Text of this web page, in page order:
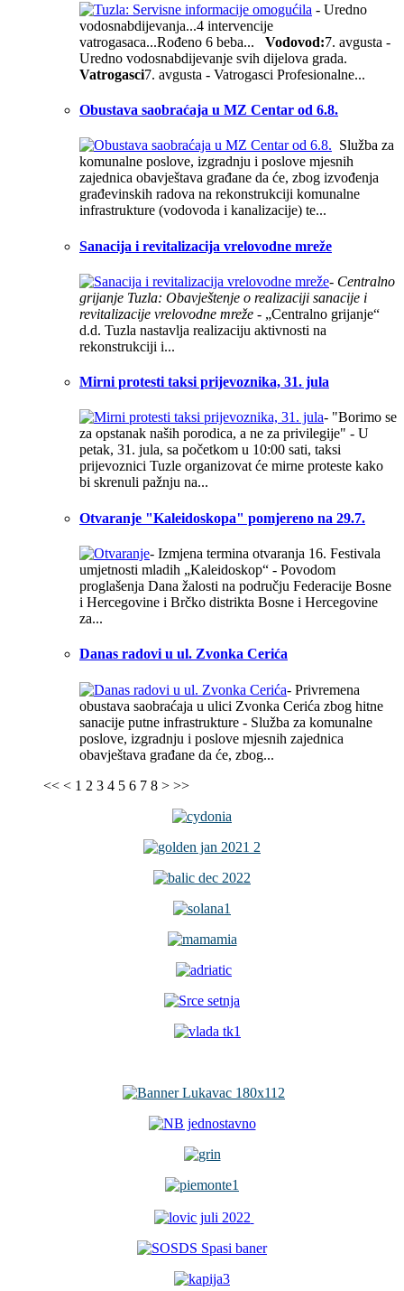
- Uredno
vodosnabdijevanja...4 intervencije
vatrogasaca...Rođeno 6 beba...
Vodovod:7. avgusta -
Uredno vodosnabdijevanje svih dijelova grada.
Vatrogasci7. avgusta - Vatrogasci Profesionalne...
Obustava saobraćaja u MZ Centar od 6.8.
Služba za
komunalne poslove, izgradnju i poslove mjesnih
zajednica obavještava građane da će, zbog izvođenja
građevinskih radova na rekonstrukciji komunalne
infrastrukture (vodovoda i kanalizacije) te...
Sanacija i revitalizacija vrelovodne mreže
- Centralno
grijanje Tuzla: Obavještenje o realizaciji sanacije i
revitalizacije vrelovodne mreže - „Centralno grijanje“
d.d. Tuzla nastavlja realizaciju aktivnosti na
rekonstrukciji i...
Mirni protesti taksi prijevoznika, 31. jula
- "Borimo se
za opstanak naših porodica, a ne za privilegije" - U
petak, 31. jula, sa početkom u 10:00 sati, taksi
prijevoznici Tuzle organizovat će mirne proteste kako
bi skrenuli pažnju na...
Otvaranje "Kaleidoskopa" pomjereno na 29.7.
- Izmjena termina otvaranja 16. Festivala
umjetnosti mladih „Kaleidoskop“ - Povodom
proglašenja Dana žalosti na području Federacije Bosne
i Hercegovine i Brčko distrikta Bosne i Hercegovine
za...
Danas radovi u ul. Zvonka Cerića
- Privremena
obustava saobraćaja u ulici Zvonka Cerića zbog hitne
sanacije putne infrastrukture - Služba za komunalne
poslove, izgradnju i poslove mjesnih zajednica
obavještava građane da će, zbog...
<< < 1 2 3 4 5 6 7 8 > >>